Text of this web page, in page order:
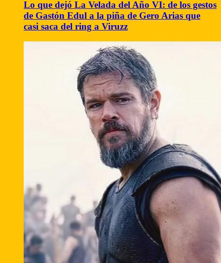
Lo que dejó La Velada del Año VI: de los gestos
de Gastón Edul a la piña de Gero Arias que
casi saca del ring a Viruzz